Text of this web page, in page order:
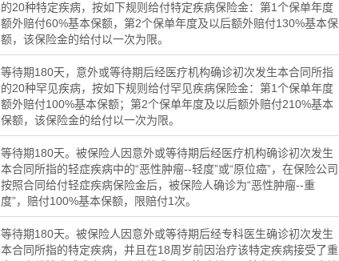
的20种特定疾病，按如下规则给付特定疾病保险金：第1个保单年度
额外赔付60%基本保额，第2个保单年度及以后额外赔付130%基本保
额，该保险金的给付以一次为限。
等待期180天，意外或等待期后经医疗机构确诊初次发生本合同所指
的20种罕见疾病，按如下规则给付罕见疾病保险金：第1个保单年度
额外赔付100%基本保额；第2个保单年度及以后额外赔付210%基本
保额，该保险金的给付以一次为限。
等待期180天。被保险人因意外或等待期后经医疗机构确诊初次发生
本合同所指的轻症疾病中的“恶性肿瘤--轻度”或“原位癌”，在保险公司
按照合同给付轻症疾病保险金后，被保险人确诊为“恶性肿瘤--重
度”，赔付100%基本保额，限赔付1次。
等待期180天。被保险人因意外或等待期后经专科医生确诊初次发生
本合同所指的特定疾病，并且在18周岁前因治疗该特定疾病接受了重